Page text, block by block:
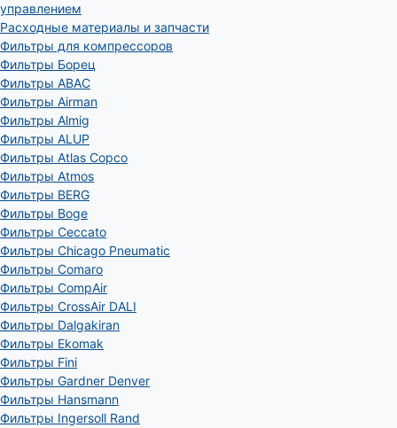
управлением
Расходные материалы и запчасти
Фильтры для компрессоров
Фильтры Борец
Фильтры ABAC
Фильтры Airman
Фильтры Almig
Фильтры ALUP
Фильтры Atlas Copco
Фильтры Atmos
Фильтры BERG
Фильтры Boge
Фильтры Ceccato
Фильтры Chicago Pneumatic
Фильтры Comaro
Фильтры CompAir
Фильтры CrossAir DALI
Фильтры Dalgakiran
Фильтры Ekomak
Фильтры Fini
Фильтры Gardner Denver
Фильтры Hansmann
Фильтры Ingersoll Rand